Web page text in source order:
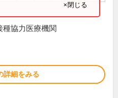
×閉じる
種協力医療機関
詳細をみる